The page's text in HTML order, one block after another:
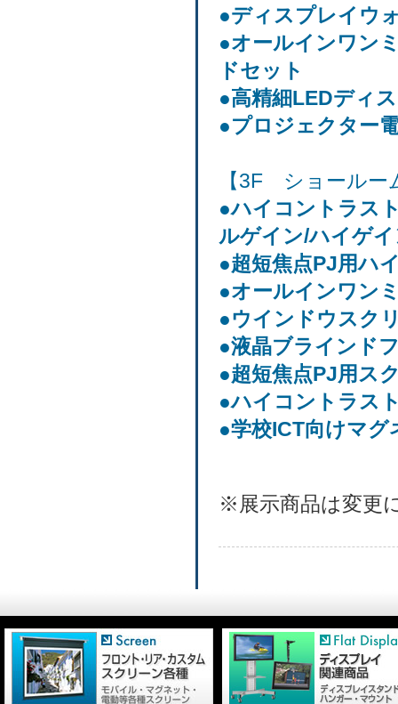
●ディスプレイウ
●オールインワン
ドセット
●高精細LEDディ
●プロジェクター
【3F ショールー
●ハイコントラス
ルゲイン/ハイゲ
●超短焦点PJ用ハ
●オールインワン
●ウインドウスク
●液晶ブラインド
●超短焦点PJ用ス
●ハイコントラス
●学校ICT向けマ
※展示商品は変更